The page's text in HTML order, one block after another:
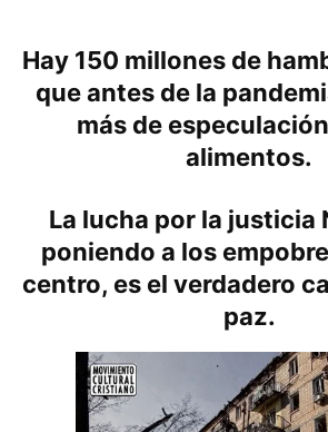
Hay 150 millones de
que antes de la
más de
alimentos.
La lucha por la justicia
poniendo a los
centro, es el verdadero
paz.